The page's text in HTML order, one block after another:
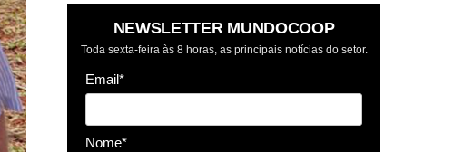
NEWSLETTER MUNDOCOOP
Toda sexta-feira às 8 horas, as principais notícias do setor.
Email*
Nome*